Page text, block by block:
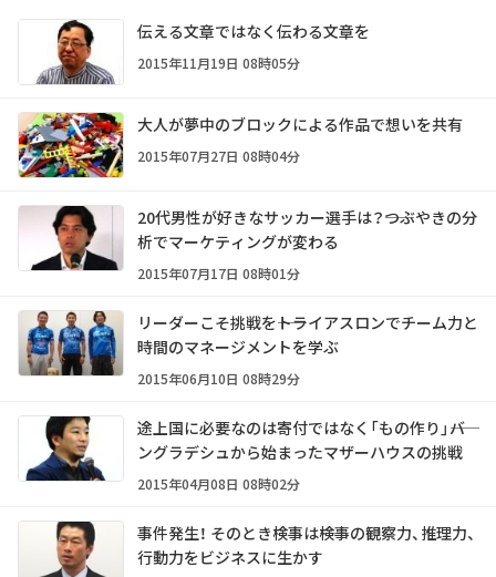
伝える文章ではなく伝わる文章を
2015年11月19日 08時05分
大人が夢中のブロックによる作品で想いを共有
2015年07月27日 08時04分
20代男性が好きなサッカー選手は？――つぶやきの分
析でマーケティングが変わる
2015年07月17日 08時01分
リーダーこそ挑戦を――トライアスロンでチーム力と
時間のマネージメントを学ぶ
2015年06月10日 08時29分
途上国に必要なのは寄付ではなく「もの作り」――バ
ングラデシュから始まったマザーハウスの挑戦
2015年04月08日 08時02分
事件発生！ そのとき検事は――検事の観察力、推理力、
行動力をビジネスに生かす